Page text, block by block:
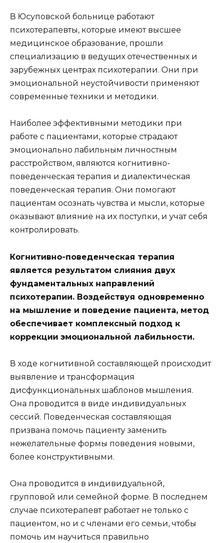
В Юсуповской больнице работают
психотерапевты, которые имеют высшее
медицинское образование, прошли
специализацию в ведущих отечественных и
зарубежных центрах психотерапии. Они при
эмоциональной неустойчивости применяют
современные техники и методики.
Наиболее эффективными методики при
работе с пациентами, которые страдают
эмоционально лабильным личностным
расстройством, являются когнитивно-
поведенческая терапия и диалектическая
поведенческая терапия. Они помогают
пациентам осознать чувства и мысли, которые
оказывают влияние на их поступки, и учат себя
контролировать.
Когнитивно-поведенческая терапия
является результатом слияния двух
фундаментальных направлений
психотерапии. Воздействуя одновременно
на мышление и поведение пациента, метод
обеспечивает комплексный подход к
коррекции эмоциональной лабильности.
В ходе когнитивной составляющей происходит
выявление и трансформация
дисфункциональных шаблонов мышления.
Она проводится в виде индивидуальных
сессий. Поведенческая составляющая
призвана помочь пациенту заменить
нежелательные формы поведения новыми,
более конструктивными.
Она проводится в индивидуальной,
групповой или семейной форме. В последнем
случае психотерапевт работает не только с
пациентом, но и с членами его семьи, чтобы
помочь им научиться правильно